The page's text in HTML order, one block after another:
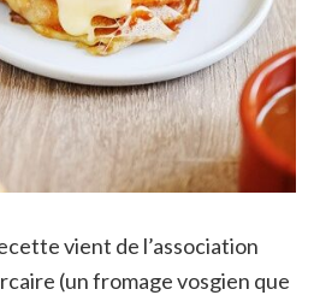
vient de l’association
(un fromage vosgien que